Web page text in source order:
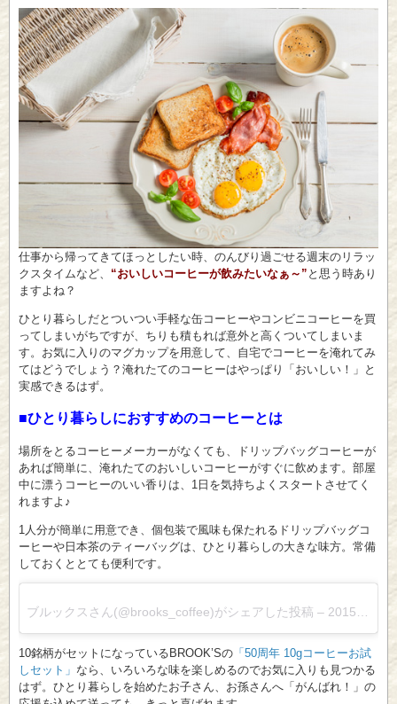
仕事から帰ってきてほっとしたい時、のんびり過ごせる週末のリラッ
クスタイムなど、 “おいしいコーヒーが飲みたいなぁ～” と思う時あり
ますよね？
ひとり暮らしだとついつい手軽な缶コーヒーやコンビニコーヒーを買
ってしまいがちですが、ちりも積もれば意外と高くついてしまいま
す。お気に入りのマグカップを用意して、自宅でコーヒーを淹れてみ
てはどうでしょう？淹れたてのコーヒーはやっぱり「おいしい！」と
実感できるはず。
■ひとり暮らしにおすすめのコーヒーとは
場所をとるコーヒーメーカーがなくても、ドリップバッグコーヒーが
あれば簡単に、淹れたてのおいしいコーヒーがすぐに飲めます。部屋
中に漂うコーヒーのいい香りは、1日を気持ちよくスタートさせてく
れますよ♪
1人分が簡単に用意でき、個包装で風味も保たれるドリップバッグコ
ーヒーや日本茶のティーバッグは、ひとり暮らしの大きな味方。常備
しておくととても便利です。
ブルックスさん(@brooks_coffee)がシェアした投稿 – 2015年10月月22日午後6時56分PDT
10銘柄がセットになっているBROOK’Sの 「50周年 10gコーヒーお試
しセット」 なら、いろいろな味を楽しめるのでお気に入りも見つかる
はず。ひとり暮らしを始めたお子さん、お孫さんへ「がんばれ！」の